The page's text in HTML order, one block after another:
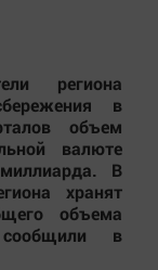
региона
в
объем
валюте
В
хранят
объема
в